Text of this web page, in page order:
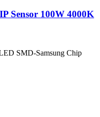
Sensor 100W 4000K
SMD-Samsung Chip